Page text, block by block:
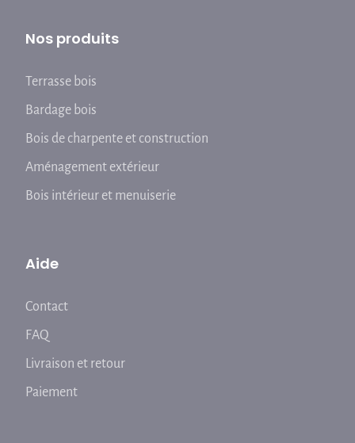
Nos produits
Terrasse bois
Bardage bois
Bois de charpente et construction
Aménagement extérieur
Bois intérieur et menuiserie
Aide
Contact
FAQ
Livraison et retour
Paiement